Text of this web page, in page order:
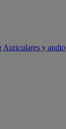
Auriculares y audio